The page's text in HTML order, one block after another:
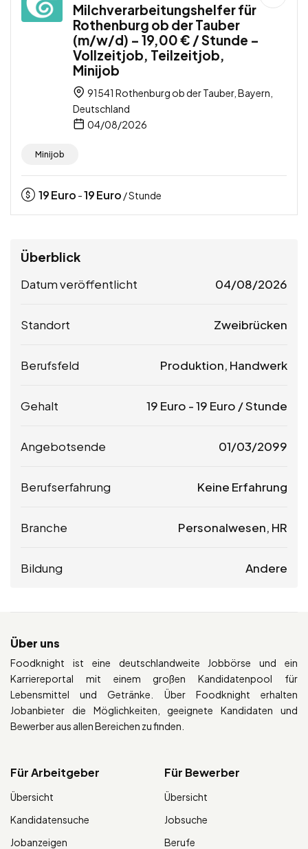
Milchverarbeitungshelfer für
Rothenburg ob der Tauber
(m/w/d) – 19,00 € / Stunde –
Vollzeitjob, Teilzeitjob,
Minijob
91541 Rothenburg ob der Tauber, Bayern,
Deutschland
04/08/2026
Minijob
19Euro -19Euro / Stunde
Überblick
Datum veröffentlicht 04/08/2026
Standort Zweibrücken
Berufsfeld Produktion, Handwerk
Gehalt 19 Euro -19 Euro / Stunde
Angebotsende 01/03/2099
Berufserfahrung Keine Erfahrung
Branche Personalwesen, HR
Bildung Andere
Über uns
Foodknight ist eine deutschlandweite Jobbörse und ein
Karriereportal mit einem großen Kandidatenpool für
Lebensmittel und Getränke. Über Foodknight erhalten
Jobanbieter die Möglichkeiten, geeignete Kandidaten und
Bewerber aus allen Bereichen zu finden.
Für Arbeitgeber
Übersicht
Kandidatensuche
Jobanzeigen
Für Bewerber
Übersicht
Jobsuche
Berufe